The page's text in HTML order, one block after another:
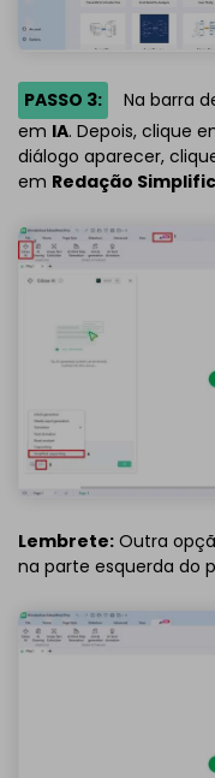
PASSO 3:
Na barra
em IA. Depois, clique
diálogo aparecer,
em Redação
Lembrete: Outra
na parte esquerda do